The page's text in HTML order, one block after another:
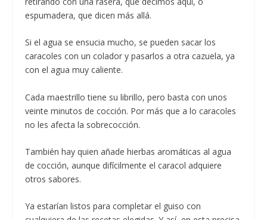
espumadera, que dicen más allá.
Si el agua se ensucia mucho, se pueden sacar los
caracoles con un colador y pasarlos a otra cazuela, ya
con el agua muy caliente.
Cada maestrillo tiene su librillo, pero basta con unos
veinte minutos de cocción. Por más que a lo caracoles
no les afecta la sobrecocción.
También hay quien añade hierbas aromáticas al agua
de cocción, aunque difícilmente el caracol adquiere
otros sabores.
Ya estarían listos para completar el guiso con